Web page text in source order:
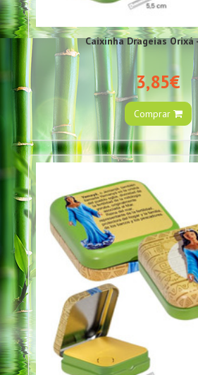
Caixinha Drageias Orixá
3,85€
Comprar